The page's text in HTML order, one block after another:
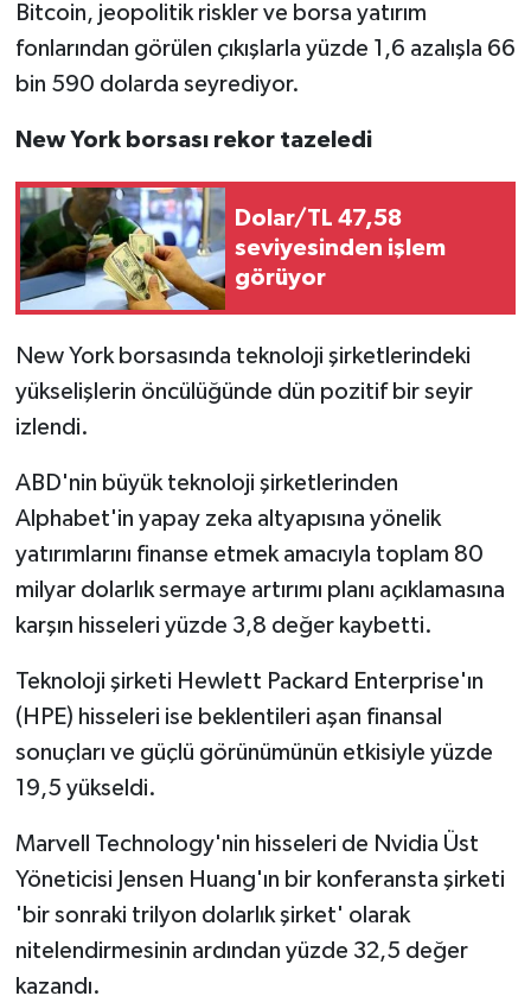
Bitcoin, jeopolitik riskler ve borsa yatırım
fonlarından görülen çıkışlarla yüzde 1,6 azalışla 66
bin 590 dolarda seyrediyor.
New York borsası rekor tazeledi
Dolar/TL 47,58
seviyesinden işlem
görüyor
New York borsasında teknoloji şirketlerindeki
yükselişlerin öncülüğünde dün pozitif bir seyir
izlendi.
ABD'nin büyük teknoloji şirketlerinden
Alphabet'in yapay zeka altyapısına yönelik
yatırımlarını finanse etmek amacıyla toplam 80
milyar dolarlık sermaye artırımı planı açıklamasına
karşın hisseleri yüzde 3,8 değer kaybetti.
Teknoloji şirketi Hewlett Packard Enterprise'ın
(HPE) hisseleri ise beklentileri aşan finansal
sonuçları ve güçlü görünümünün etkisiyle yüzde
19,5 yükseldi.
Marvell Technology'nin hisseleri de Nvidia Üst
Yöneticisi Jensen Huang'ın bir konferansta şirketi
'bir sonraki trilyon dolarlık şirket' olarak
nitelendirmesinin ardından yüzde 32,5 değer
kazandı.